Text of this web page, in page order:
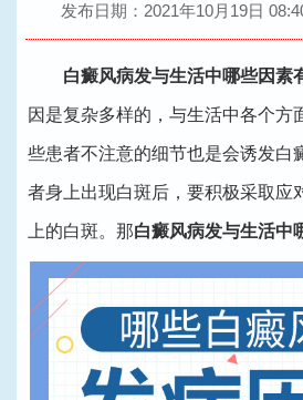
发布日期：2021年10月19日
白癜风病发与生活中哪些因素
因是复杂多样的，与生活中各个方
些患者不注意的细节也是会诱发白
者身上出现白斑后，要积极采取应
上的白斑。那白癜风病发与生活中